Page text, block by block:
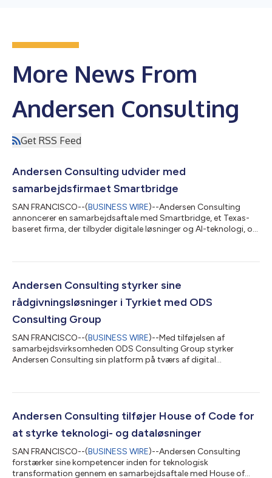
More News From
Andersen Consulting
Get RSS Feed
Andersen Consulting udvider med
samarbejdsfirmaet Smartbridge
SAN FRANCISCO--(BUSINESS WIRE)--Andersen Consulting
annoncerer en samarbejdsaftale med Smartbridge, et Texas-
baseret firma, der tilbyder digitale løsninger og AI-teknologi, og
grundlagt i 2003 og hjælper organisationer med at accelerere
digital innovation, AI, data og analyse samt
applikationsmoderniseringstjenester. Fir...
Andersen Consulting styrker sine
rådgivningsløsninger i Tyrkiet med ODS
Consulting Group
SAN FRANCISCO--(BUSINESS WIRE)--Med tilføjelsen af
samarbejdsvirksomheden ODS Consulting Group styrker
Andersen Consulting sin platform på tværs af digital
og yder rådgivning til organisationer, der søger vækst, talent og
Firmaet støtter klienter gennem international
forretningsudvikling og eksportrådgivnin...
Andersen Consulting tilføjer House of Code for
at styrke teknologi- og dataløsninger
SAN FRANCISCO--(BUSINESS WIRE)--Andersen Consulting
forstærker sine kompetencer inden for teknologisk
transformation gennem en samarbejdsaftale med House of